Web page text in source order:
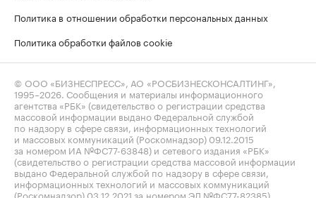
Политика в отношении обработки персональных данных
Политика обработки файлов cookie
© ООО «БИЗНЕСПРЕСС», АО «РОСБИЗНЕСКОНСАЛТИНГ»,
1995–2026 . Сообщения и материалы информационного
агентства «РБК» (свидетельство о регистрации средства
массовой информации выдано Федеральной службой
по надзору в сфере связи, информационных технологий
и массовых коммуникаций (Роскомнадзор) 09.12.2015
за номером ИА №ФС77-63848) и сетевого издания «РБК»
(свидетельство о регистрации средства массовой информации
выдано Федеральной службой по надзору в сфере связи,
информационных технологий и массовых коммуникаций
(Роскомнадзор) 03.12.2021 за номером ЭЛ №ФС77-82385)